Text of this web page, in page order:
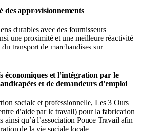
des approvisionnements
durables avec des fournisseurs
une proximité et une meilleure réactivité
transport de marchandises sur
économiques et l’intégration par le
et de demandeurs d’emploi
sociale et professionnelle, Les 3 Ours
d’aide par le travail) pour la fabrication
ainsi qu’à l’association Pouce Travail afin
de la vie sociale locale.